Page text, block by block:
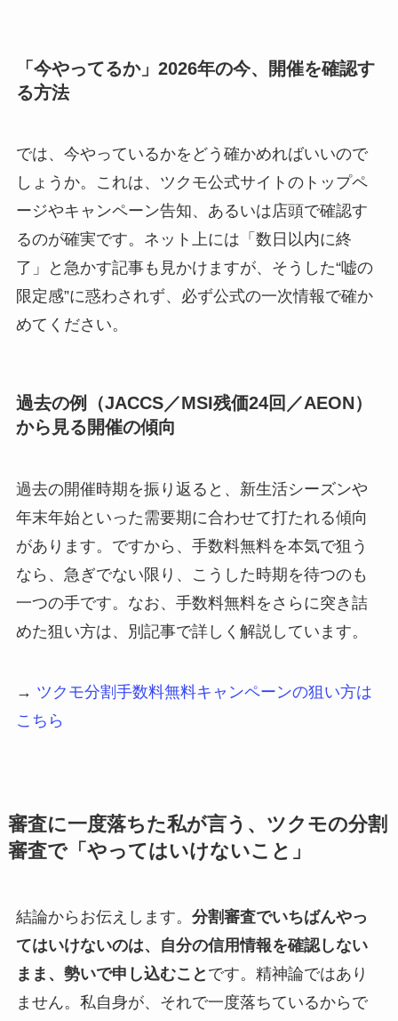
「今やってるか」2026年の今、開催を確認す
る方法
では、今やっているかをどう確かめればいいので
しょうか。これは、ツクモ公式サイトのトップペ
ージやキャンペーン告知、あるいは店頭で確認す
るのが確実です。ネット上には「数日以内に終
了」と急かす記事も見かけますが、そうした“嘘の
限定感”に惑わされず、必ず公式の一次情報で確か
めてください。
過去の例（JACCS／MSI残価24回／AEON）
から見る開催の傾向
過去の開催時期を振り返ると、新生活シーズンや
年末年始といった需要期に合わせて打たれる傾向
があります。ですから、手数料無料を本気で狙う
なら、急ぎでない限り、こうした時期を待つのも
一つの手です。なお、手数料無料をさらに突き詰
めた狙い方は、別記事で詳しく解説しています。
→ ツクモ分割手数料無料キャンペーンの狙い方は
こちら
審査に一度落ちた私が言う、ツクモの分割
審査で「やってはいけないこと」
結論からお伝えします。 分割審査でいちばんやっ
てはいけないのは、自分の信用情報を確認しない
まま、勢いで申し込むこと です。精神論ではあり
ません。私自身が、それで一度落ちているからで